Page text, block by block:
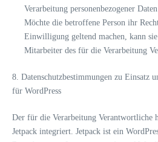
Verarbeitung personenbezogener
Möchte die betroffene Person ihr
Einwilligung geltend machen, kann
Mitarbeiter des für die Verarbeitung
8. Datenschutzbestimmungen zu Einsatz
für WordPress
Der für die Verarbeitung Verantwortliche
Jetpack integriert. Jetpack ist ein